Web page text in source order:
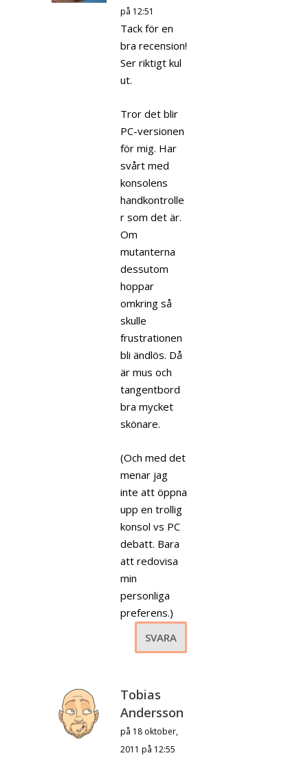
på 12:51
Tack för en
bra recension!
Ser riktigt kul
ut.
Tror det blir
PC-versionen
för mig. Har
svårt med
konsolens
handkontrolle
r som det är.
Om
mutanterna
dessutom
hoppar
omkring så
skulle
frustrationen
bli ändlös. Då
är mus och
tangentbord
bra mycket
skönare.
(Och med det
menar jag
inte att öppna
upp en trollig
konsol vs PC
debatt. Bara
att redovisa
min
personliga
preferens.)
SVARA
Tobias
Andersson
på 18 oktober,
2011 på 12:55